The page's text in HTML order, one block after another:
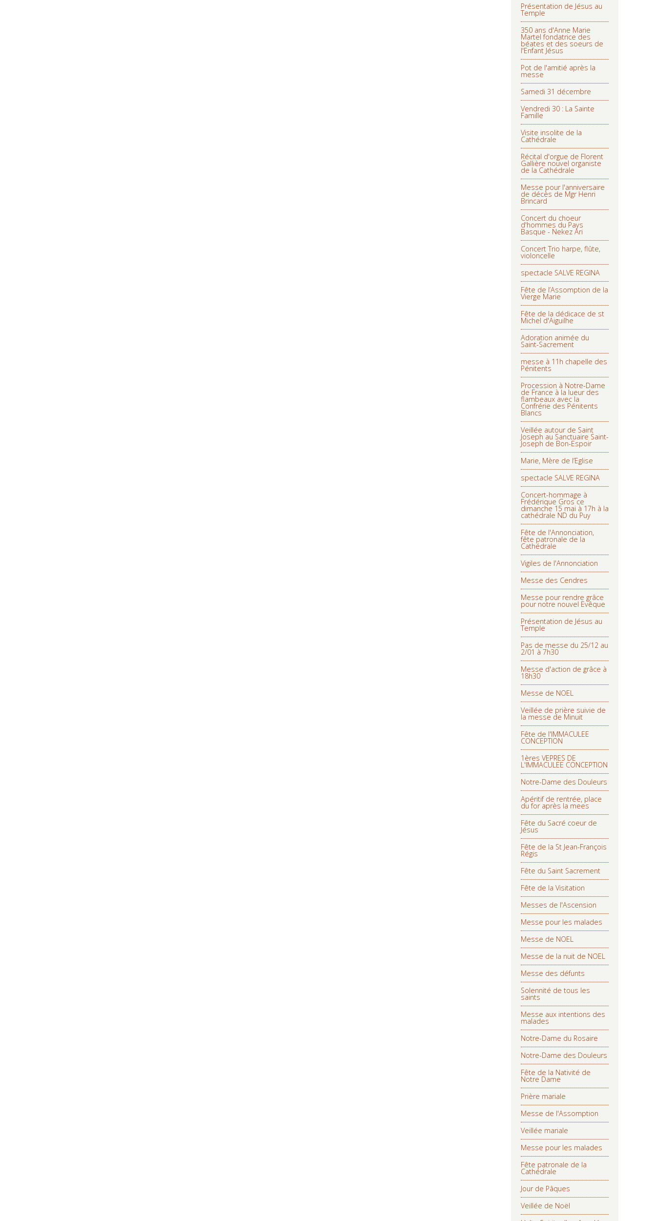
Présentation de Jésus au
Temple
350 ans d'Anne Marie
Martel fondatrice des
béates et des soeurs de
l'Enfant Jésus
Pot de l'amitié après la
messe
Samedi 31 décembre
Vendredi 30 : La Sainte
Famille
Visite insolite de la
Cathédrale
Récital d'orgue de Florent
Gallière nouvel organiste
de la Cathédrale
Messe pour l'anniversaire
de décès de Mgr Henri
Brincard
Concert du choeur
d'hommes du Pays
Basque - Nekez Ari
Concert Trio harpe, flûte,
violoncelle
spectacle SALVE REGINA
Fête de l’Assomption de la
Vierge Marie
Fête de la dédicace de st
Michel d'Aiguilhe
Adoration animée du
Saint-Sacrement
messe à 11h chapelle des
Pénitents
Procession à Notre-Dame
de France à la lueur des
flambeaux avec la
Confrérie des Pénitents
Blancs
Veillée autour de Saint
Joseph au Sanctuaire Saint-
Joseph de Bon-Espoir
Marie, Mère de l’Eglise
spectacle SALVE REGINA
Concert-hommage à
Frédérique Gros ce
dimanche 15 mai à 17h à la
cathédrale ND du Puy
Fête de l'Annonciation,
fête patronale de la
Cathédrale
Vigiles de l'Annonciation
Messe des Cendres
Messe pour rendre grâce
pour notre nouvel Evêque
Présentation de Jésus au
Temple
Pas de messe du 25/12 au
2/01 à 7h30
Messe d'action de grâce à
18h30
Messe de NOEL
Veillée de prière suivie de
la messe de Minuit
Fête de l'IMMACULEE
CONCEPTION
1ères VEPRES DE
L'IMMACULEE CONCEPTION
Notre-Dame des Douleurs
Apéritif de rentrée, place
du for après la mees
Fête du Sacré coeur de
Jésus
Fête de la St Jean-François
Régis
Fête du Saint Sacrement
Fête de la Visitation
Messes de l'Ascension
Messe pour les malades
Messe de NOEL
Messe de la nuit de NOEL
Messe des défunts
Solennité de tous les
saints
Messe aux intentions des
malades
Notre-Dame du Rosaire
Notre-Dame des Douleurs
Fête de la Nativité de
Notre Dame
Prière mariale
Messe de l'Assomption
Veillée mariale
Messe pour les malades
Fête patronale de la
Cathédrale
Jour de Pâques
Veillée de Noël